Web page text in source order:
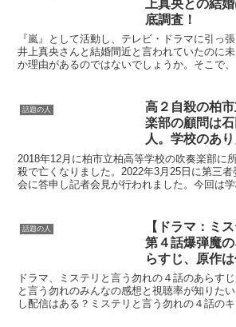
上真央との結
底調査！
『嵐』として活動し、テレビ・ドラマに引っ
井上真央さんと結婚間近と言われていたのに
か理由があるのではないでしょうか。そこで
話題の人
高２自殺の柏
楽部の顧問は
人。学校のあ
の反応まとめ。
2018年12月に柏市立柏高等学校の吹奏楽部に
殺で亡くなりました。2022年3月25日に第三
会に答申し記者会見が行われました。今回は学
話題の人
【ドラマ：ミ
第４話爆弾魔
らすじ、原作
見逃し配信な
ドラマ、ミステリと言う勿れの４話のあらす
と言う勿れのみんなの感想と視聴率が知りた
し配信はある？ミステリと言う勿れの４話の